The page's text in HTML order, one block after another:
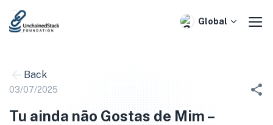
Skip
Global
Back
03/07/2025
Tu ainda não Gostas de Mim –